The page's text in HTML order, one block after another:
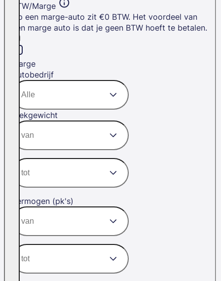
BTW/Marge
Op een marge-auto zit €0 BTW. Het voordeel van
een marge auto is dat je geen BTW hoeft te betalen.
Marge
Autobedrijf
Trekgewicht
Vermogen (pk's)